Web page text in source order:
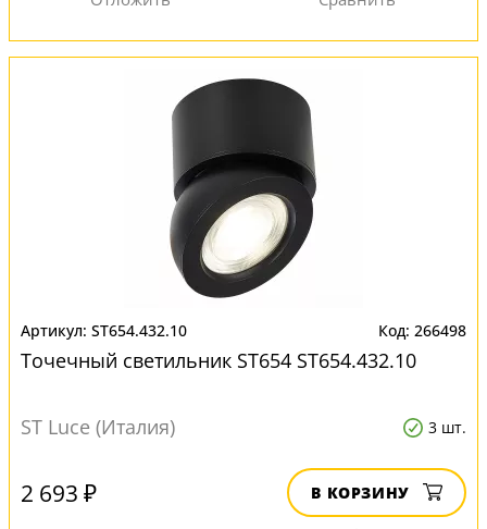
ST654.432.10 266498
Точечный светильник ST654 ST654.432.10
ST Luce (Италия) 3 шт.
2 693 ₽ В КОРЗИНУ